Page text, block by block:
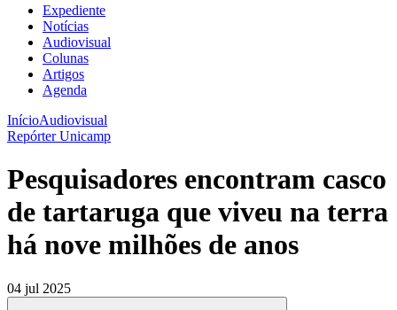
Expediente
Notícias
Audiovisual
Colunas
Artigos
Agenda
InícioAudiovisual
Repórter Unicamp
Pesquisadores encontram casco
de tartaruga que viveu na terra
há nove milhões de anos
04 jul 2025